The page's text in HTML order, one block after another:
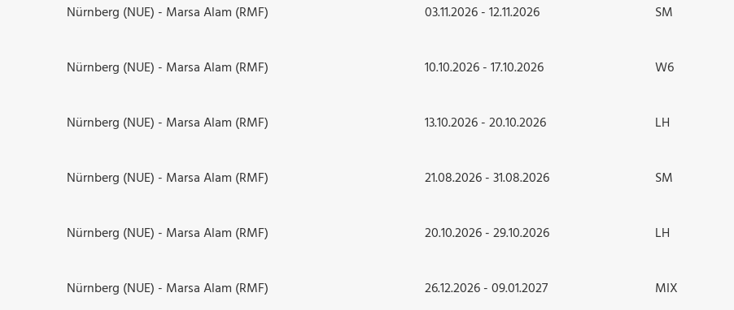
Nürnberg (NUE) - Marsa Alam (RMF) 03.11.2026 - 12.11.2026 SM
Nürnberg (NUE) - Marsa Alam (RMF) 10.10.2026 - 17.10.2026 W6
Nürnberg (NUE) - Marsa Alam (RMF) 13.10.2026 - 20.10.2026 LH
Nürnberg (NUE) - Marsa Alam (RMF) 21.08.2026 - 31.08.2026 SM
Nürnberg (NUE) - Marsa Alam (RMF) 20.10.2026 - 29.10.2026 LH
Nürnberg (NUE) - Marsa Alam (RMF) 26.12.2026 - 09.01.2027 MIX